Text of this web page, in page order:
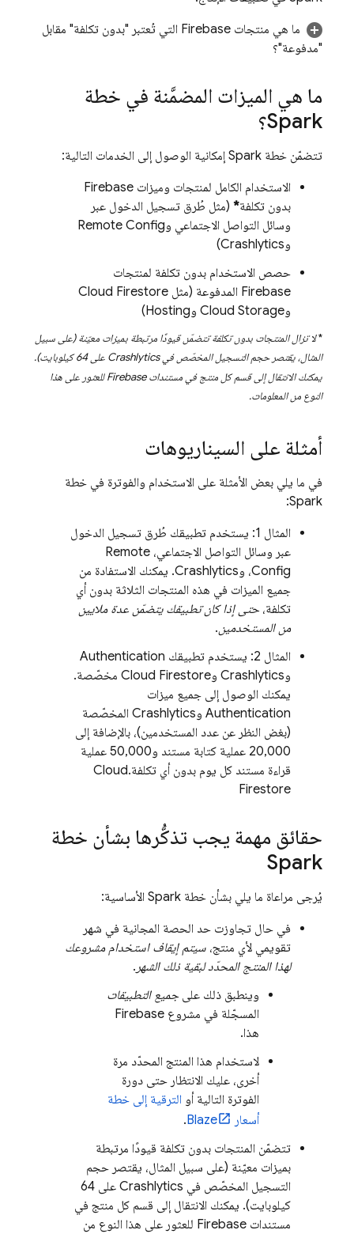
ما هي منتجات Firebase التي تُعتبر "بدون تكلفة" مقابل
"مدفوعة"؟
ما هي الميزات المضمَّنة في خطة
Spark؟
تتضمّن خطة Spark إمكانية الوصول إلى الخدمات التالية:
الاستخدام الكامل لمنتجات وميزات Firebase
بدون تكلفة* (مثل طُرق تسجيل الدخول عبر
وسائل التواصل الاجتماعي وRemote Config
وCrashlytics
)
حصص الاستخدام بدون تكلفة لمنتجات
Firebase المدفوعة (مثل
Cloud Firestore
وCloud Storage وHosting
)
*لا تزال المنتجات بدون تكلفة تتضمّن قيودًا مرتبطة بميزات معيّنة (على سبيل
المثال، يقتصر حجم التسجيل المخصّص فيCrashlytics
على 64 كيلوبايت).
يمكنك الانتقال إلى قسم كل منتج في مستندات Firebase للعثور على هذا
النوع من المعلومات.
أمثلة على السيناريوهات
في ما يلي بعض الأمثلة على الاستخدام والفوترة في خطة
Spark:
المثال 1: يستخدم تطبيقك طُرق تسجيل الدخول
عبر وسائل التواصل الاجتماعي، Remote
Config، وCrashlytics. يمكنك الاستفادة من
جميع الميزات في هذه المنتجات الثلاثة بدون أي
تكلفة، حتى إذا كان تطبيقك يتضمّن عدة ملايين
من المستخدمين.
المثال 2: يستخدم تطبيقك
Authentication
وCrashlytics وCloud Firestore مخصّصة.
يمكنك الوصول إلى جميع ميزات
Authentication وCrashlytics المخصّصة
(بغض النظر عن عدد المستخدمين)، بالإضافة إلى
20,000 عملية كتابة مستند و50,000 عملية
قراءة مستند كل يوم بدون أي تكلفة.Cloud
Firestore
حقائق مهمة يجب تذكُّرها بشأن خطة
Spark
يُرجى مراعاة ما يلي بشأن خطة Spark الأساسية:
في حال تجاوزت حد الحصة المجانية في شهر
تقويمي لأي منتج، سيتم إيقاف استخدام مشروعك
لهذا المنتج المحدّد لبقية ذلك الشهر .
وينطبق ذلك على جميع التطبيقات
المسجّلة في مشروع Firebase
هذا.
لاستخدام هذا المنتج المحدّد مرة
أخرى، عليك الانتظار حتى دورة
الفوترة التالية أو الترقية إلى خطة
أسعار Blaze
.
تتضمّن المنتجات بدون تكلفة قيودًا مرتبطة
بميزات معيّنة (على سبيل المثال، يقتصر حجم
التسجيل المخصّص في Crashlytics
على 64
كيلوبايت). يمكنك الانتقال إلى قسم كل منتج في
مستندات Firebase للعثور على هذا النوع من